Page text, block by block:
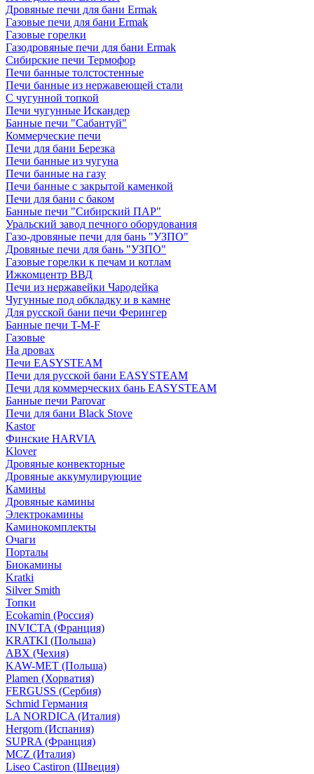
Дровяные печи для бани Ermak
Газовые печи для бани Ermak
Газовые горелки
Газодровяные печи для бани Ermak
Сибирские печи Термофор
Печи банные толстостенные
Печи банные из нержавеющей стали
С чугунной топкой
Печи чугунные Искандер
Банные печи "Сабантуй"
Коммерческие печи
Печи для бани Березка
Печи банные из чугуна
Печи банные на газу
Печи банные с закрытой каменкой
Печи для бани с баком
Банные печи "Сибирский ПАР"
Уральский завод печного оборудования
Газо-дровяные печи для бань "УЗПО"
Дровяные печи для бань "УЗПО"
Газовые горелки к печам и котлам
Ижкомцентр ВВД
Печи из нержавейки Чародейка
Чугунные под обкладку и в камне
Для русской бани печи Ферингер
Банные печи T-M-F
Газовые
На дровах
Печи EASYSTEAM
Печи для русской бани EASYSTEAM
Печи для коммерческих бань EASYSTEAM
Банные печи Parovar
Печи для бани Black Stove
Kastor
Финские HARVIA
Klover
Дровяные конвекторные
Дровяные аккумулирующие
Камины
Дровяные камины
Электрокамины
Каминокомплекты
Очаги
Порталы
Биокамины
Kratki
Silver Smith
Топки
Ecokamin (Россия)
INVICTA (Франция)
KRATKI (Польша)
ABX (Чехия)
KAW-MET (Польша)
Plamen (Хорватия)
FERGUSS (Сербия)
Schmid Германия
LA NORDICA (Италия)
Hergom (Испания)
SUPRA (Франция)
MCZ (Италия)
Liseo Castiron (Швеция)